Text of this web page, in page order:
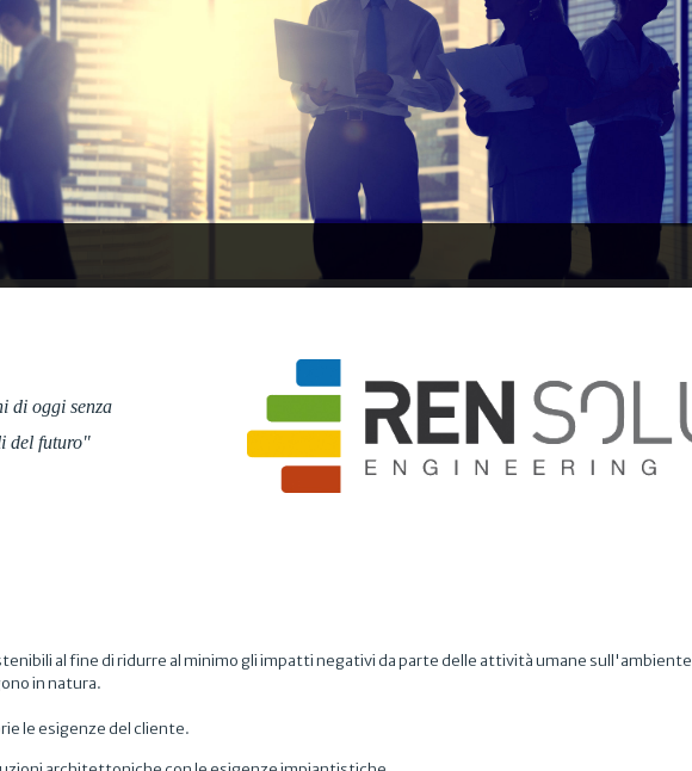
di oggi senza
del futuro"
al fine di ridurre al minimo gli impatti negativi da parte delle attività umane sull'ambiente
in natura.
le esigenze del cliente.